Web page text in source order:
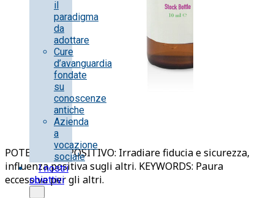
il
paradigma
da
adottare
Cure
d’avanguardia
fondate
su
conoscenze
antiche
Azienda
a
vocazione
sociale
I nostri
obiettivi
POTENZIALE POSITIVO: Irradiare fiducia e sicurezza,
influenza positiva sugli altri. KEYWORDS: Paura
eccessiva per gli altri.